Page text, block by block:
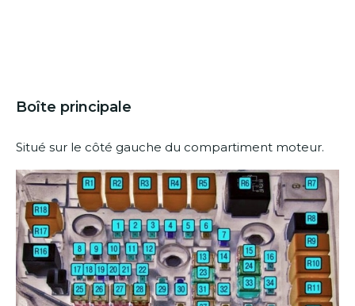
Boîte principale
Situé sur le côté gauche du compartiment moteur.